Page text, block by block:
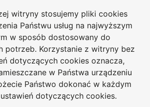
witryny stosujemy pliki cookies
Państwu usług na najwyższym
w sposób dostosowany do
potrzeb. Korzystanie z witryny bez
dotyczących cookies oznacza,
w Państwa urządzeniu
Państwo dokonać w każdym
dotyczących cookies.
menu
Jan Dlugosz University
in Czestochowa